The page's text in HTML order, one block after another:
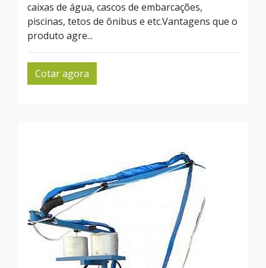
caixas de água, cascos de embarcações,
piscinas, tetos de ônibus e etc.Vantagens que o
produto agre...
Cotar agora